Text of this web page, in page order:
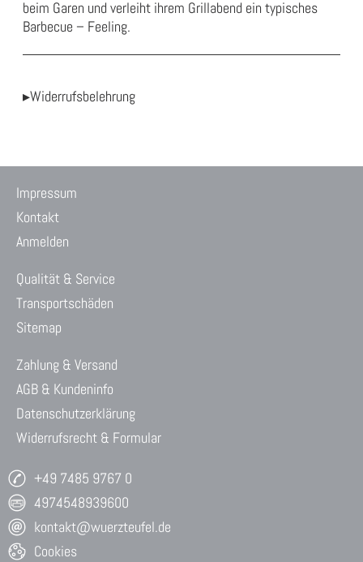
beim Garen und verleiht ihrem Grillabend ein typisches
Barbecue – Feeling.
▸Widerrufsbelehrung
Impressum
Kontakt
Anmelden
Qualität & Service
Transportschäden
Sitemap
Zahlung & Versand
AGB & Kundeninfo
Datenschutzerklärung
Widerrufsrecht & Formular
+49 7485 9767 0
4974548939600
kontakt@wuerzteufel.de
Cookies